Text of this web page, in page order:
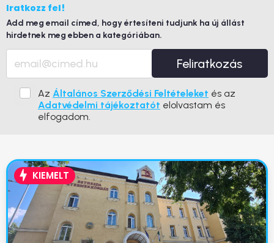
Iratkozz fel!
Add meg email címed, hogy értesíteni tudjunk ha új állást
hirdetnek meg ebben a kategóriában.
Feliratkozás
Az Általános Szerződési Feltételeket és az
Adatvédelmi tájékoztatót elolvastam és
elfogadom.
KIEMELT